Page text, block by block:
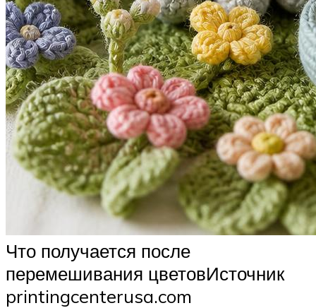
Что получается после
перемешивания цветовИсточник
printingcenterusa.com